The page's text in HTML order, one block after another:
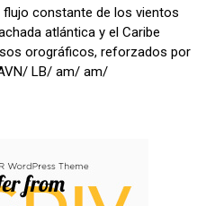
flujo constante de los vientos
atlántica y el Caribe
orográficos, reforzados por
LB/ am/ am/